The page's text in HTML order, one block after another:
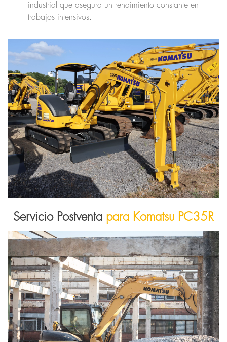
industrial que asegura un rendimiento constante en
trabajos intensivos.
Servicio Postventa para Komatsu PC35R